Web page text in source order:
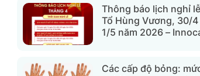
Thông báo lịch nghỉ
Tổ Hùng Vương, 30/4
1/5 năm 2026 –
Các cấp độ bỏng: